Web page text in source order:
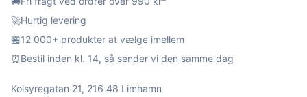
🚀Hurtig levering
🏪12 000+ produkter at vælge imellem
⏰Bestil inden kl. 14, så sender vi den samme dag
Kolsyregatan 21, 216 48 Limhamn